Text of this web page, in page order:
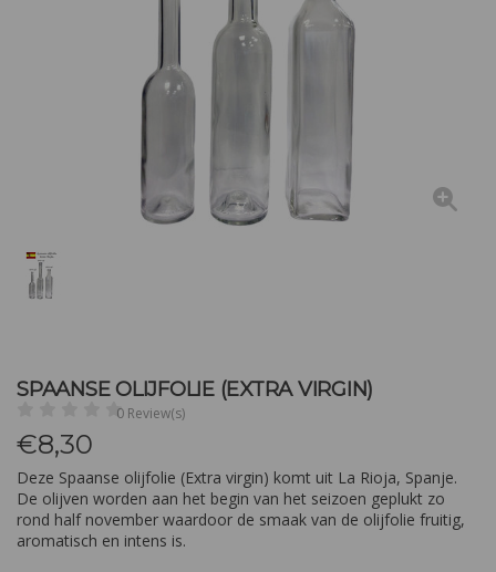
SPAANSE OLIJFOLIE (EXTRA VIRGIN)
0 Review(s)
€8,30
Deze Spaanse olijfolie (Extra virgin) komt uit La Rioja, Spanje.
De olijven worden aan het begin van het seizoen geplukt zo
rond half november waardoor de smaak van de olijfolie fruitig,
aromatisch en intens is.